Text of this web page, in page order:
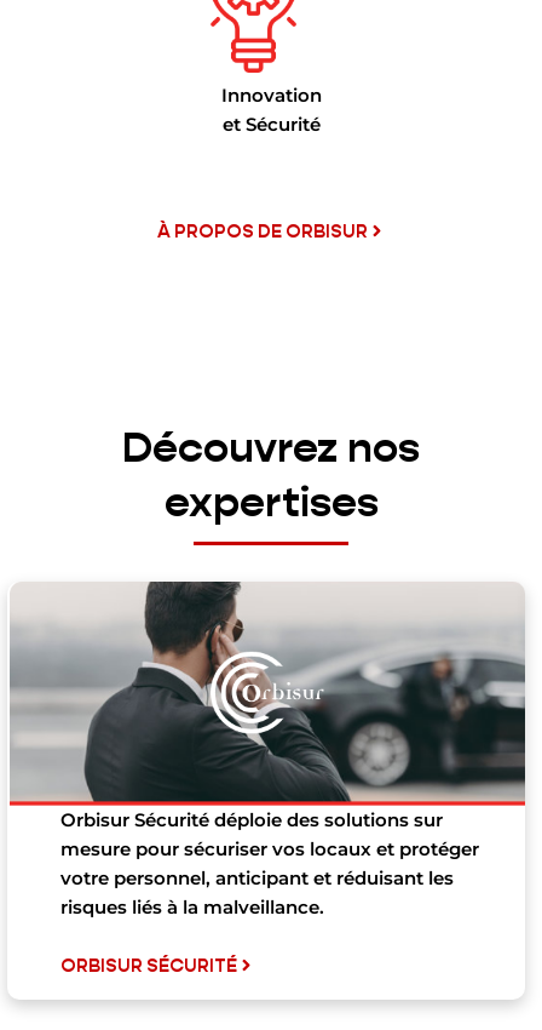
Innovation
et Sécurité
À PROPOS DE ORBISUR
Découvrez nos
expertises
Orbisur Sécurité déploie des solutions sur
mesure pour sécuriser vos locaux et protéger
votre personnel, anticipant et réduisant les
risques liés à la malveillance.
ORBISUR SÉCURITÉ